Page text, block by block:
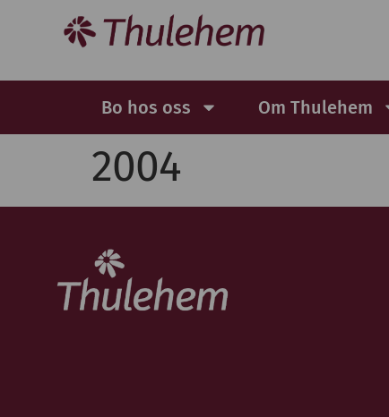
Bo hos oss Om Thulehem
2004